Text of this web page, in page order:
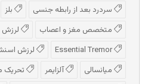
سردرد بعد از رابطه جنسی
بلز
متخصص مغز و اعصاب
لرزش
لرزش
میانسالی
آلزایمر تحریک